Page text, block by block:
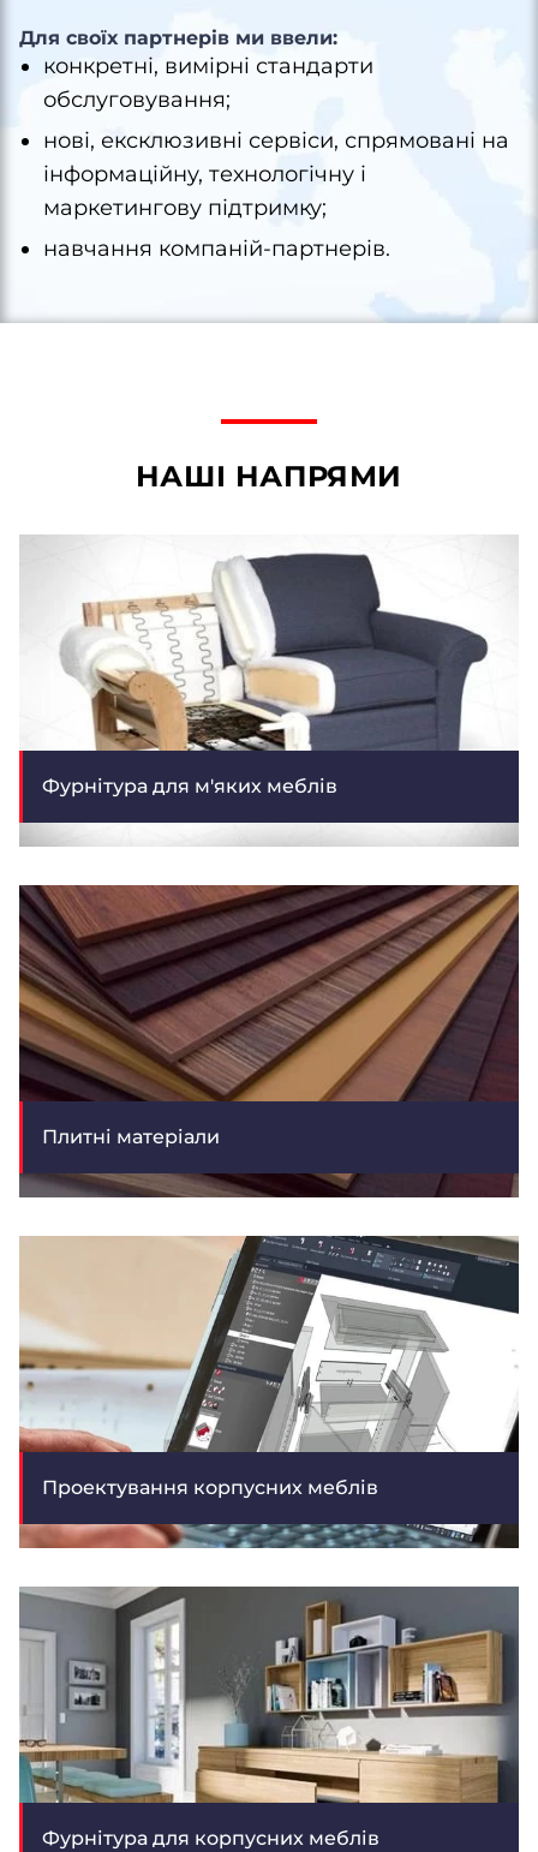
Для своїх партнерів ми ввели:
конкретні, вимірні стандарти
обслуговування;
нові, ексклюзивні сервіси, спрямовані на
інформаційну, технологічну і
маркетингову підтримку;
навчання компаній-партнерів.
НАШІ НАПРЯМИ
Фурнітура для м'яких меблів
Плитні матеріали
Проектування корпусних меблів
Фурнітура для корпусних меблів